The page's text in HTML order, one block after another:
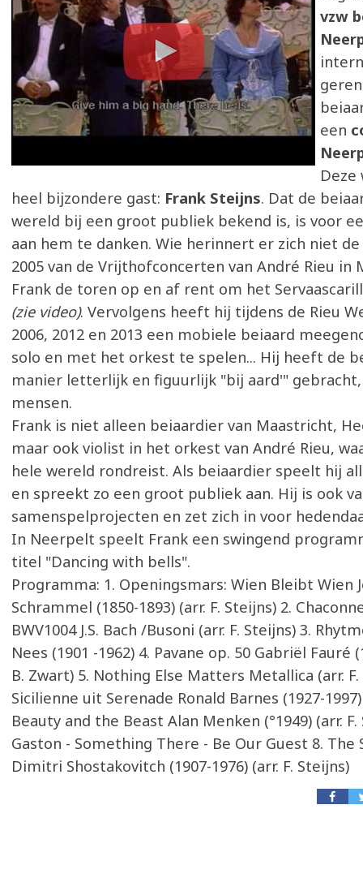
vzw
een
Deze
heel bijzondere gast: Frank Steijns. Dat de
wereld bij een groot publiek bekend is, is voor
aan hem te danken. Wie herinnert er zich niet
2005 van de Vrijthofconcerten van André Rieu in
Frank de toren op en af rent om het
(zie video). Vervolgens heeft hij tijdens de Rieu
2006, 2012 en 2013 een mobiele beiaard
solo en met het orkest te spelen... Hij heeft de
manier letterlijk en figuurlijk "bij aard'"
mensen.
Frank is niet alleen beiaardier van Maastricht,
maar ook violist in het orkest van André Rieu,
hele wereld rondreist. Als beiaardier speelt hij
en spreekt zo een groot publiek aan. Hij is ook
samenspelprojecten en zet zich in voor
In Neerpelt speelt Frank een swingend
titel "Dancing with bells".
Programma: 1. Openingsmars: Wien Bleibt Wien
Schrammel (1850-1893) (arr. F. Steijns) 2.
BWV1004 J.S. Bach /Busoni (arr. F. Steijns) 3.
Nees (1901 -1962) 4. Pavane op. 50 Gabriël Fauré
B. Zwart) 5. Nothing Else Matters Metallica (arr. F.
Sicilienne uit Serenade Ronald Barnes (1927-
Beauty and the Beast Alan Menken (°1949) (arr.
Gaston - Something There - Be Our Guest 8. The
Dimitri Shostakovitch (1907-1976) (arr. F. Steijns)